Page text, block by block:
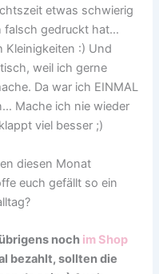
etwas schwierig
falsch gedruckt hat…
Kleinigkeiten :) Und
weil ich gerne
Da war ich EINMAL
Mache ich nie wieder
viel besser ;)
diesen Monat
euch gefällt so ein
noch im Shop
bezahlt, sollten die